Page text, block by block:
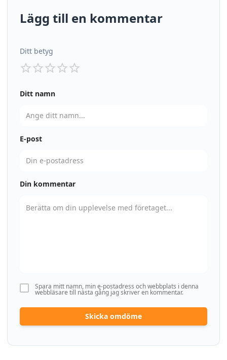
Lägg till en kommentar
Ditt betyg
Ditt namn
E-post
Din kommentar
Spara mitt namn, min e-postadress och webbplats i denna
webbläsare till nästa gång jag skriver en kommentar.
Skicka omdöme